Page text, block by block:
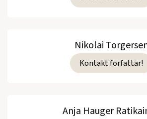
Nikolai
Kontakt forfattar!
Anja Hauger